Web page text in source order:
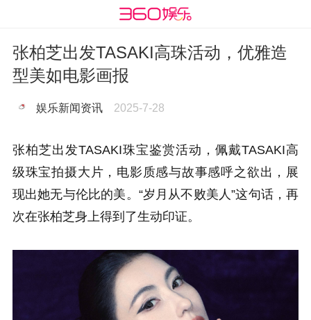
张柏芝出发TASAKI高珠活动，优雅造
型美如电影画报
娱乐新闻资讯 2025-7-28
张柏芝出发TASAKI珠宝鉴赏活动，佩戴TASAKI高
级珠宝拍摄大片，电影质感与故事感呼之欲出，展
现出她无与伦比的美。“岁月从不败美人”这句话，再
次在张柏芝身上得到了生动印证。